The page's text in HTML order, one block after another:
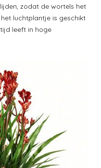
zodat de wortels het
luchtplantje is geschikt
leeft in hoge